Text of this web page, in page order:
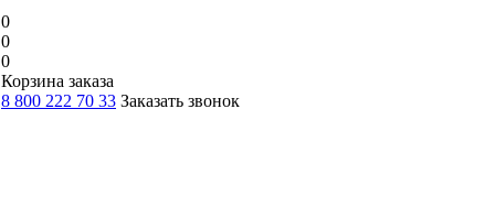
0
0
0
Корзина заказа
8 800 222 70 33 Заказать звонок